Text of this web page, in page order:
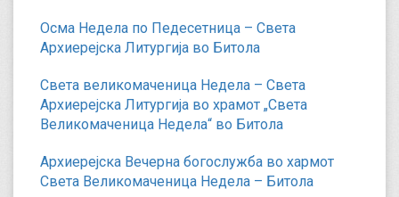
Осма Недела по Педесетница – Света
Архиерејска Литургија во Битола
Света великомаченица Недела – Света
Архиерејска Литургија во храмот „Света
Великомаченица Недела“ во Битола
Архиерејска Вечерна богослужба во хармот
Света Великомаченица Недела – Битола